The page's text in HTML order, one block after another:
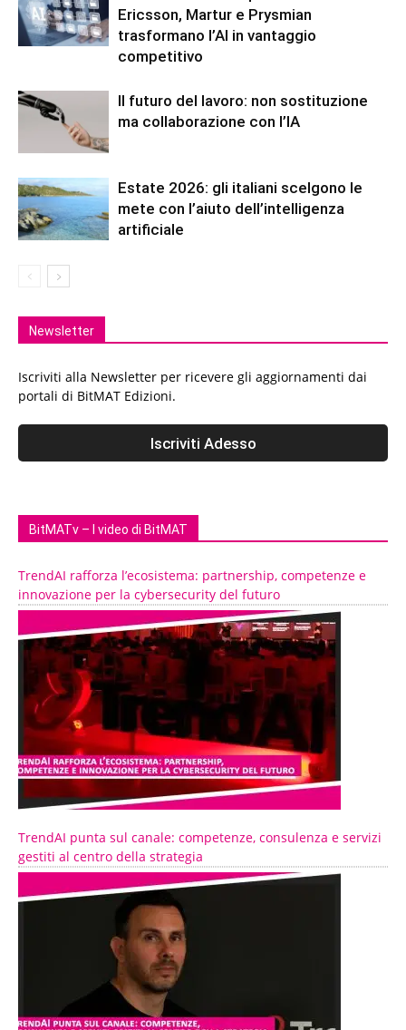
Ericsson, Martur e Prysmian
trasformano l’AI in vantaggio
competitivo
Il futuro del lavoro: non sostituzione
ma collaborazione con l’IA
Estate 2026: gli italiani scelgono le
mete con l’aiuto dell’intelligenza
artificiale
Newsletter
Iscriviti alla Newsletter per ricevere gli aggiornamenti dai
portali di BitMAT Edizioni.
BitMATv – I video di BitMAT
TrendAI rafforza l’ecosistema: partnership, competenze e
innovazione per la cybersecurity del futuro
TrendAI punta sul canale: competenze, consulenza e servizi
gestiti al centro della strategia